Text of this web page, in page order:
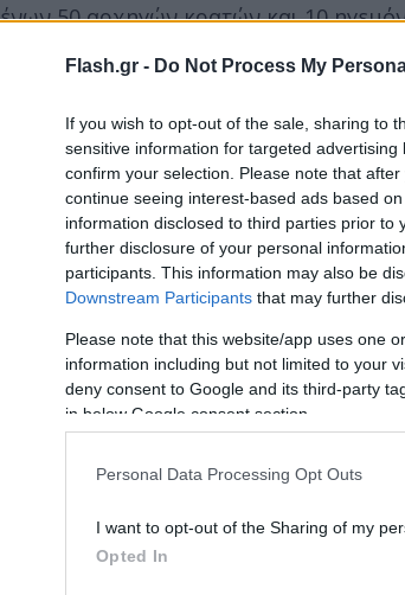
Flash.gr - Do Not Process My
If you wish to opt-out of the sale, sharing to
sensitive information for targeted
confirm your selection. Please note that
continue seeing interest-based ads based
information disclosed to third parties prior
further disclosure of your personal
participants. This information may also be
Downstream Participants that may further
Please note that this website/app uses one
information including but not limited to your
deny consent to Google and its third-party
in below Google consent section.
Personal Data Processing Opt Outs
I want to opt-out of the Sharing of my
Opted In
50 αρχηγών κρατών και 10